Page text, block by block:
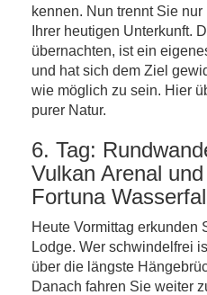
kennen. Nun trennt Sie
Ihrer heutigen Unterkunft.
übernachten, ist ein
und hat sich dem Ziel
wie möglich zu sein. Hier
purer Natur.
6. Tag:
Vulkan Arenal
Fortuna
Heute Vormittag erkunden
Lodge. Wer schwindelfrei
über die längste
Danach fahren Sie weiter